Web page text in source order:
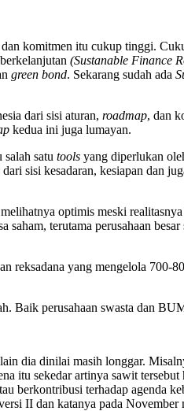
komitmen itu cukup tinggi.
(Sustanable Finance
green bond. Sekarang sudah ada
dari sisi aturan, roadmap, dan
kedua ini juga lumayan.
satu tools yang diperlukan
sisi kesadaran, kesiapan dan
optimis meski
terutama perusahaan
reksadana yang mengelola 700-
Baik perusahaan swasta dan
dia dinilai masih longgar.
itu sekedar artinya sawit
berkontribusi terhadap agenda
II dan katanya pada